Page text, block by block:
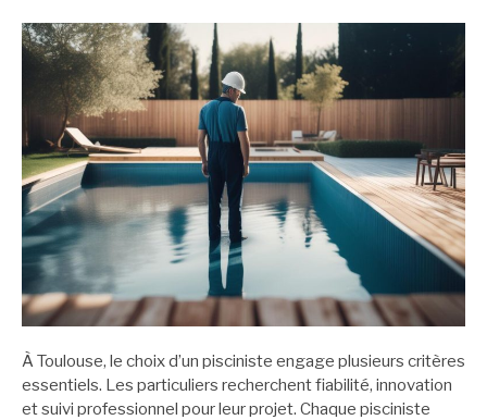
À Toulouse, le choix d’un pisciniste engage plusieurs critères
essentiels. Les particuliers recherchent fiabilité, innovation
et suivi professionnel pour leur projet. Chaque pisciniste